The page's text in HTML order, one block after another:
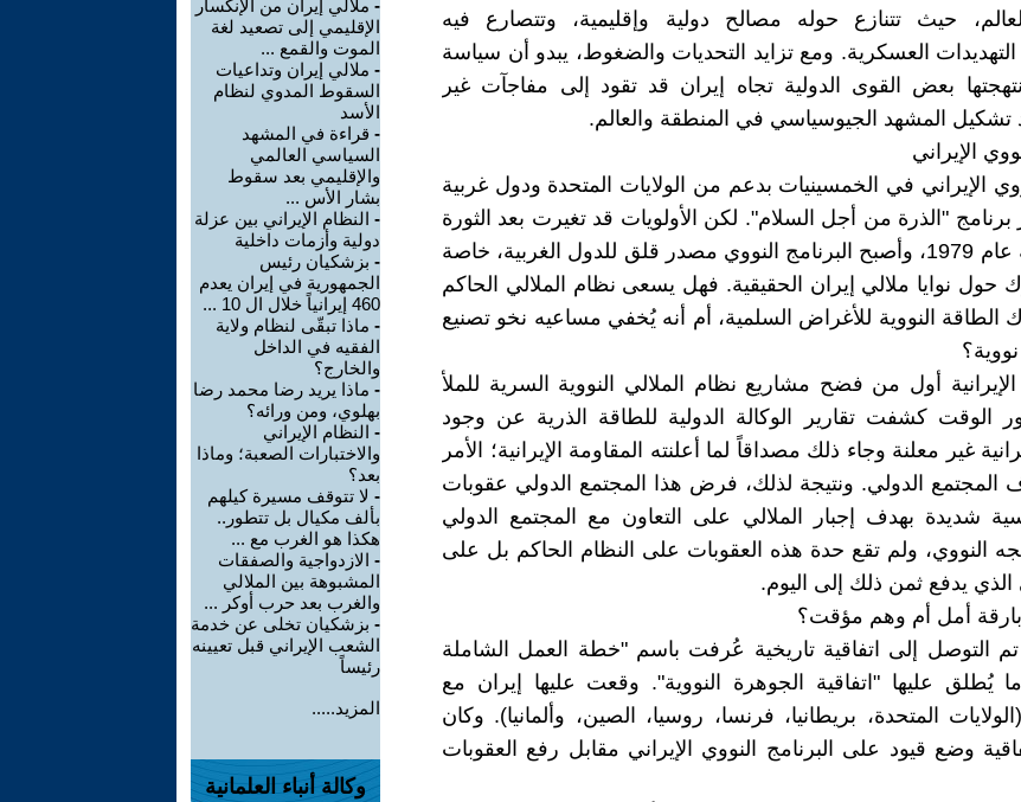
حيث تتنازع حوله مصالح دولية وإقليمية، وتتصارع فيه
التهديدات العسكرية. ومع تزايد التحديات والضغوط، يبدو أن سياسة
انتهجتها بعض القوى الدولية تجاه إيران قد تقود إلى مفاجآت غير
تشكيل المشهد الجيوسياسي في المنطقة والعالم.
الإيراني
الإيراني في الخمسينيات بدعم من الولايات المتحدة ودول غربية
"الذرة من أجل السلام". لكن الأولويات قد تغيرت بعد الثورة
الوطنية الإيرانية عام 1979، وأصبح البرنامج النووي مصدر قلق للدول الغربية، خاصة
حول نوايا ملالي إيران الحقيقية. فهل يسعى نظام الملالي الحاكم
الطاقة النووية للأغراض السلمية، أم أنه يُخفي مساعيه نخو تصنيع
أول من فضح مشاريع نظام الملالي النووية السرية للملأ
الوقت كشفت تقارير الوكالة الدولية للطاقة الذرية عن وجود
غير معلنة وجاء ذلك مصداقاً لما أعلنته المقاومة الإيرانية؛ الأمر
المجتمع الدولي. ونتيجة لذلك، فرض هذا المجتمع الدولي عقوبات
شديدة بهدف إجبار الملالي على التعاون مع المجتمع الدولي
النووي، ولم تقع حدة هذه العقوبات على النظام الحاكم بل على
الذي يدفع ثمن ذلك إلى اليوم.
بارقة أمل أم وهم مؤقت؟
عام 2015 تم التوصل إلى اتفاقية تاريخية عُرفت باسم "خطة العمل الشاملة
يُطلق عليها "اتفاقية الجوهرة النووية". وقعت عليها إيران مع
مجموعة 5+1 (الولايات المتحدة، بريطانيا، فرنسا، روسيا، الصين، وألمانيا). وكان
وضع قيود على البرنامج النووي الإيراني مقابل رفع العقوبات
- ملالي إيران من الإنكسار
الإقليمي إلى تصعيد لغة
الموت والقمع ...
- ملالي إيران وتداعيات
السقوط المدوي لنظام
الأسد
- قراءة في المشهد
السياسي العالمي
والإقليمي بعد سقوط
بشار الأس ...
- النظام الإيراني بين عزلة
دولية وأزمات داخلية
- بزشكيان رئيس
الجمهورية في إيران يعدم
460 إيرانياً خلال ال 10 ...
- ماذا تبقّى لنظام ولاية
الفقيه في الداخل
والخارج؟
- ماذا يريد رضا محمد رضا
بهلوي، ومن ورائه؟
- النظام الإيراني
والاختبارات الصعبة؛ وماذا
بعد؟
- لا تتوقف مسيرة كيلهم
بألف مكيال بل تتطور..
هكذا هو الغرب مع ...
- الازدواجية والصفقات
المشبوهة بين الملالي
والغرب بعد حرب أوكر ...
- بزشكيان تخلى عن خدمة
الشعب الإيراني قبل تعيينه
رئيساً
المزيد.....
وكالة أنباء العلمانية